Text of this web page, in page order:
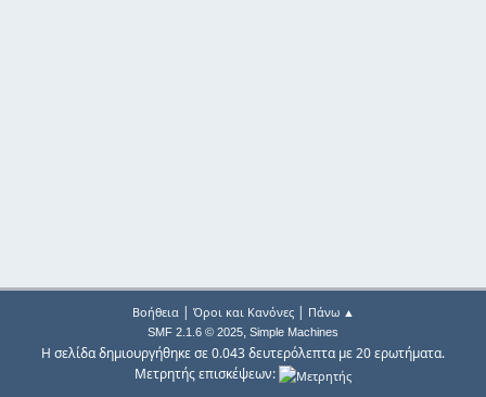
Βοήθεια| Όροι και Κανόνες| Πάνω ▲
SMF 2.1.6 © 2025, Simple Machines
Η σελίδα δημιουργήθηκε σε 0.043 δευτερόλεπτα με 20 ερωτήματα.
Μετρητής επισκέψεων: